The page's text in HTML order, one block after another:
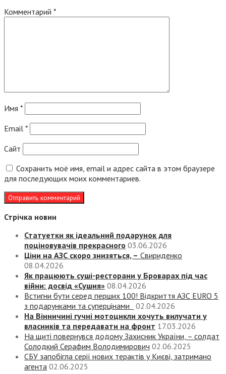
Комментарий *
Имя *
Email *
Сайт
Сохранить моё имя, email и адрес сайта в этом браузере
для последующих моих комментариев.
Стрічка новин
Статуетки як ідеальний подарунок для
поціновувачів прекрасного 03.06.2026
Ціни на АЗС скоро знизяться, – Свириденко
08.04.2026
Як працюють суші-ресторани у Броварах під час
війни: досвід «Сушия» 08.04.2026
Встигни бути серед перших 100! Відкриття АЗС EURO 5
з подарунками та суперцінами
02.04.2026
На Вінничині гучні мотоцикли хочуть вилучати у
власників та передавати на фронт 17.03.2026
На щиті повернувся додому Захисник України, – солдат
Солодкий Серафим Володимирович 02.06.2025
СБУ запобігла серії нових терактів у Києві, затримано
агента 02.06.2025